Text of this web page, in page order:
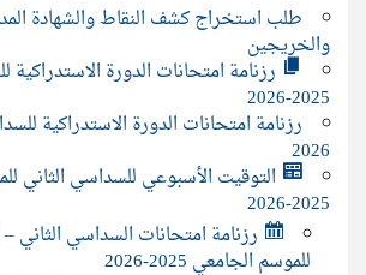
طلب استخراج كشف النقاط والشهادة
والخريجين
رزنامة امتحانات الدورة
2025-2026
2026
التوقيت الأسبوعي للسداسي الثاني
2025-2026
رزنامة امتحانات السداسي الثاني –
للموسم الجامعي 2025-2026